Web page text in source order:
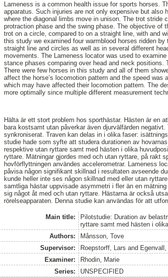
Lameness is a common health issue for sports horses.
apparatus. Such injuries are not only expensive but
where the diagonal limbs move in unison. The trot stride
protraction phase and the swing phase. The objective
trot on a circle, compared to on a straight line, with and
this study we examined four warmblood horses ridden
straight line and circles as well as in several different
movements. The Lameness locator was used to
stance phases comparing over head and neck
There were few horses in this study and all of them
affect the horse’s locomotion pattern and the speed
which may have affected their locomotion pattern. The
more optimally since multiple different measurement
Hälta är ett stort problem hos sporthästar. Hästen är en
bara kostsamt utan påverkar även djurvälfärden
synkroniserat. Traven kan delas in i olika faser:
studie hade som syfte att studera durationen av
respektive utan ryttare samt med hästen i olika
ryttare. Mätningar gjordes med och utan ryttare, på rakt
hovförflyttningen användes accelerometrar. Lameness
påvisa någon signifikant skillnad i resultaten avseende
kunde heller inte ses någon skillnad med eller utan
samtliga hästar uppvisade asymmetri i fler än en
sig något åt med och utan ryttare. Hästarna är också
rörelseapparaten. Denna studie kan användas för att
Main title:
Pilotstudie: Duration av
ryttare samt med hästen i
Authors:
Månsson, Tove
Supervisor:
Roepstorff, Lars and Egenvall,
Examiner:
Rhodin, Marie
Series:
UNSPECIFIED